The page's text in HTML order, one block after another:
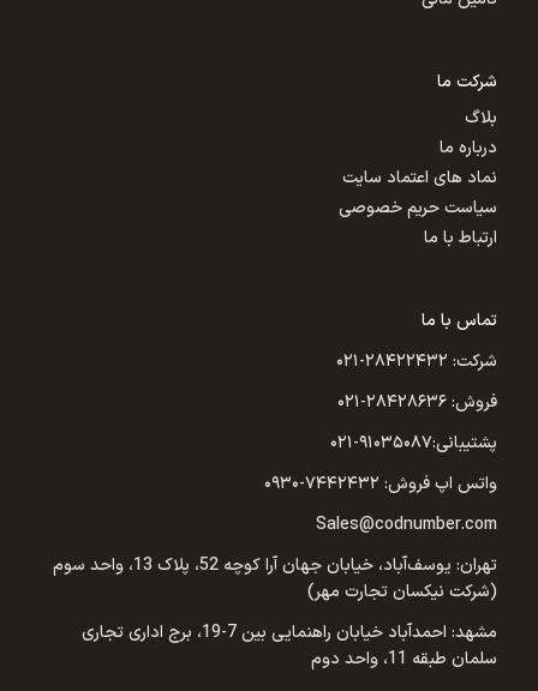
شرکت ما
بلاگ
درباره ما
نماد های اعتماد سایت
سیاست حریم خصوصی
ارتباط با ما
تماس با ما
شرکت: ۲۸۴۲۲۴۳۲-۰۲۱
فروش: ۲۸۴۲۸۶۳۶-۰۲۱
پشتیبانی:۹۱۰۳۵۰۸۷-۰۲۱
واتس اپ فروش: ۷۴۴۲۴۳۲-۰۹۳۰
Sales@codnumber.com
تهران: یوسف‌آباد، خیابان جهان آرا کوچه 52، پلاک 13، واحد سوم
(شرکت نیکسان تجارت مهر)
مشهد: احمدآباد خیابان راهنمایی بین 7-19، برج اداری تجاری
سلمان طبقه 11، واحد دوم